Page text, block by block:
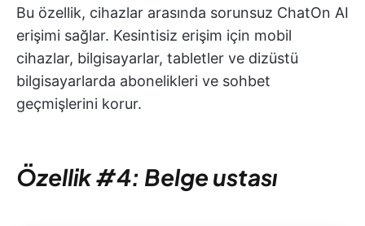
Bu özellik, cihazlar arasında sorunsuz ChatOn AI
erişimi sağlar. Kesintisiz erişim için mobil
cihazlar, bilgisayarlar, tabletler ve dizüstü
bilgisayarlarda abonelikleri ve sohbet
geçmişlerini korur.
Özellik #4: Belge ustası